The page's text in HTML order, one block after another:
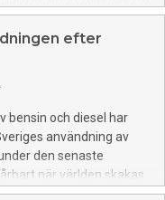
och natur.
efter
bensin och diesel har
användning av
den senaste
när världen skakas